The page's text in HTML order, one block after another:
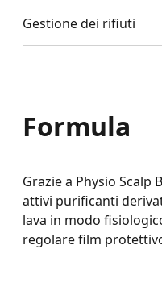
Gestione dei rifiuti
Formula
Grazie a Physio Scalp
attivi purificanti
lava in modo
regolare film